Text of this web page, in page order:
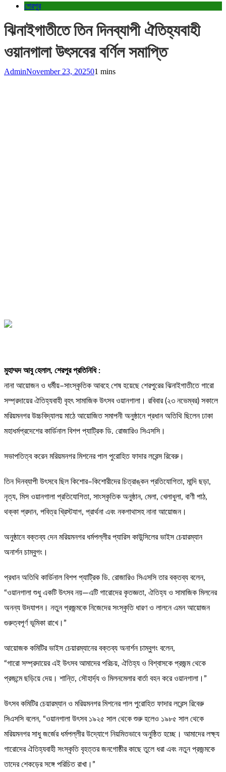
শেরপুর
ঝিনাইগাতীতে তিন দিনব্যাপী ঐতিহ্যবাহী
ওয়ানগালা উৎসবের বর্ণিল সমাপ্তি
AdminNovember 23, 202501 mins
মুহাম্মদ আবু হেলাল, শেরপুর প্রতিনিধি :
নানা আয়োজন ও ধর্মীয়–সাংস্কৃতিক আবহে শেষ হয়েছে শেরপুরের ঝিনাইগাতীতে গারো
সম্প্রদায়ের ঐতিহ্যবাহী বৃহৎ সামাজিক উৎসব ওয়ানগালা। রবিবার (২৩ নভেম্বর) সকালে
মরিয়মনগর উচ্চবিদ্যালয় মাঠে আয়োজিত সমাপনী অনুষ্ঠানে প্রধান অতিথি ছিলেন ঢাকা
মহাধর্মপ্রদেশের কার্ডিনাল বিশপ প্যাট্রিক ডি. রোজারিও সিএসসি।
সভাপতিত্ব করেন মরিয়মনগর মিশনের পাল পুরোহিত ফাদার লরেন্স রিবেরু।
তিন দিনব্যাপী উৎসবে ছিল কিশোর–কিশোরীদের চিত্রাঙ্কন প্রতিযোগিতা, মান্দি ছড়া,
নৃত্য, মিস ওয়ানগালা প্রতিযোগিতা, সাংস্কৃতিক অনুষ্ঠান, মেলা, খেলাধুলা, বাণী পাঠ,
থক্কা প্রদান, পবিত্র খ্রিস্টযাগ, প্রার্থনা এবং নকগাথাসহ নানা আয়োজন।
অনুষ্ঠানে বক্তব্য দেন মরিয়মনগর ধর্মপল্লীর প্যারিস কাউন্সিলের ভাইস চেয়ারম্যান
অনার্শন চাম্বুগং।
প্রধান অতিথি কার্ডিনাল বিশপ প্যাট্রিক ডি. রোজারিও সিএসসি তার বক্তব্য বলেন,
“ওয়ানগালা শুধু একটি উৎসব নয়—এটি গারোদের কৃতজ্ঞতা, ঐতিহ্য ও সামাজিক মিলনের
অনন্য উদযাপন। নতুন প্রজন্মকে নিজেদের সংস্কৃতি ধারণ ও লালনে এমন আয়োজন
গুরুত্বপূর্ণ ভূমিকা রাখে।”
আয়োজক কমিটির ভাইস চেয়ারম্যানের বক্তব্য অনার্শন চাম্বুগং বলেন,
“গারো সম্প্রদায়ের এই উৎসব আমাদের পরিচয়, ঐতিহ্য ও বিশ্বাসকে প্রজন্ম থেকে
প্রজন্মে ছড়িয়ে দেয়। শান্তি, সৌহার্দ্য ও মিলনমেলার বার্তা বহন করে ওয়ানগালা।”
উৎসব কমিটির চেয়ারম্যান ও মরিয়মনগর মিশনের পাল পুরোহিত ফাদার লরেন্স রিবেরু
সিএসসি বলেন, “ওয়ানগালা উৎসব ১৯২৫ সাল থেকে শুরু হলেও ১৯৮৫ সাল থেকে
মরিয়মনগর সাধু জর্জের ধর্মপল্লীর উদ্যোগে নিয়মিতভাবে অনুষ্ঠিত হচ্ছে। আমাদের লক্ষ্য
গারোদের ঐতিহ্যবাহী সংস্কৃতি বৃহত্তর জনগোষ্ঠীর কাছে তুলে ধরা এবং নতুন প্রজন্মকে
তাদের শেকড়ের সঙ্গে পরিচিত রাখা।”